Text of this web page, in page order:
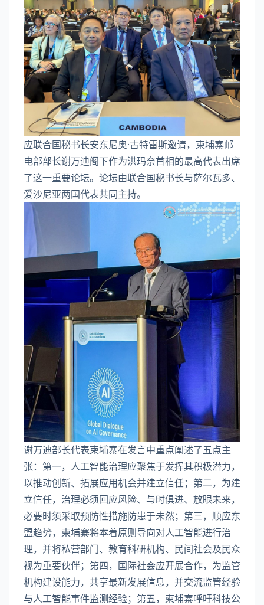
应联合国秘书长安东尼奥·古特雷斯邀请，柬埔寨邮
电部部长谢万迪阁下作为洪玛奈首相的最高代表出席
了这一重要论坛。论坛由联合国秘书长与萨尔瓦多、
爱沙尼亚两国代表共同主持。
谢万迪部长代表柬埔寨在发言中重点阐述了五点主
张：第一，人工智能治理应聚焦于发挥其积极潜力，
以推动创新、拓展应用机会并建立信任；第二，为建
立信任，治理必须回应风险、与时俱进、放眼未来，
必要时须采取预防性措施防患于未然；第三，顺应东
盟趋势，柬埔寨将本着原则导向对人工智能进行治
理，并将私营部门、教育科研机构、民间社会及民众
视为重要伙伴；第四，国际社会应开展合作，为监管
机构建设能力，共享最新发展信息，并交流监管经验
与人工智能事件监测经验；第五，柬埔寨呼吁科技公